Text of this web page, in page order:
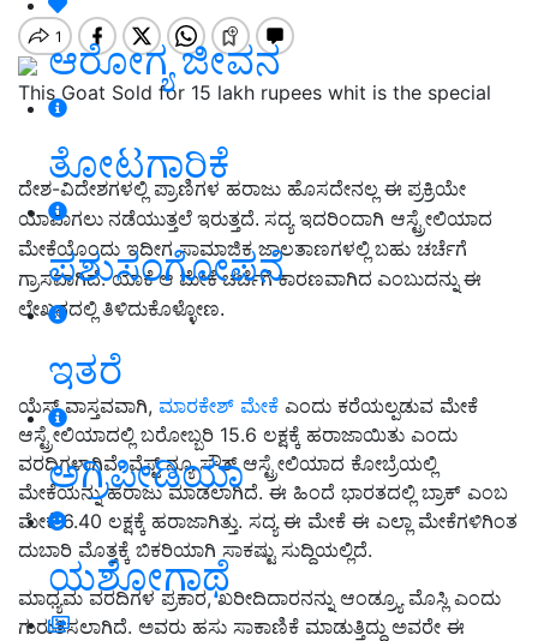
ಆರೋಗ್ಯ ಜೀವನ
ತೋಟಗಾರಿಕೆ
ಪಶುಸಂಗೋಪನೆ
ಇತರೆ
ಅಗ್ರಿಪೀಡಿಯಾ
ಯಶೋಗಾಥೆ
This Goat Sold for 15 lakh rupees whit is the special
ದೇಶ-ವಿದೇಶಗಳಲ್ಲಿ ಪ್ರಾಣಿಗಳ ಹರಾಜು ಹೊಸದೇನಲ್ಲ ಈ ಪ್ರಕ್ರಿಯೇ
ಯಾವಾಗಲು ನಡೆಯುತ್ತಲೆ ಇರುತ್ತದೆ. ಸದ್ಯ ಇದರಿಂದಾಗಿ ಆಸ್ಟ್ರೇಲಿಯಾದ
ಮೇಕೆಯೊಂದು ಇದೀಗ ಸಾಮಾಜಿಕ ಜಾಲತಾಣಗಳಲ್ಲಿ ಬಹು ಚರ್ಚೆಗೆ
ಗ್ರಾಸವಾಗಿದೆ.ಯಾಕೆ ಆ ಮೇಕೆ ಚರ್ಚೆಗೆ ಕಾರಣವಾಗಿದ ಎಂಬುದನ್ನು ಈ
ಲೇಖನದಲ್ಲಿ ತಿಳಿದುಕೊಳ್ಳೋಣ.
ಯೆಸ್‌ ವಾಸ್ತವವಾಗಿ, ಮಾರಕೇಶ್ ಮೇಕೆ ಎಂದು ಕರೆಯಲ್ಪಡುವ ಮೇಕೆ
ಆಸ್ಟ್ರೇಲಿಯಾದಲ್ಲಿ ಬರೋಬ್ಬರಿ 15.6 ಲಕ್ಷಕ್ಕೆ ಹರಾಜಾಯಿತು ಎಂದು
ವರದಿಗಳಾಗಿವೆ. ವೆಸ್ಟ್ ನ್ಯೂ ಸೌತ್ ಆಸ್ಟ್ರೇಲಿಯಾದ ಕೋಬ್ರೆಯಲ್ಲಿ
ಮೇಕೆಯನ್ನು ಹರಾಜು ಮಾಡಲಾಗಿದೆ. ಈ ಹಿಂದೆ ಭಾರತದಲ್ಲಿ ಬ್ರಾಕ್ ಎಂಬ
ಮೇಕೆ 6.40 ಲಕ್ಷಕ್ಕೆ ಹರಾಜಾಗಿತ್ತು. ಸದ್ಯ ಈ ಮೇಕೆ ಈ ಎಲ್ಲಾ ಮೇಕೆಗಳಿಗಿಂತ
ದುಬಾರಿ ಮೊತ್ತಕ್ಕೆ ಬಿಕರಿಯಾಗಿ ಸಾಕಷ್ಟು ಸುದ್ದಿಯಲ್ಲಿದೆ.
ಮಾಧ್ಯಮ ವರದಿಗಳ ಪ್ರಕಾರ, ಖರೀದಿದಾರನನ್ನು ಆಂಡ್ರ್ಯೂ ಮೊಸ್ಲಿ ಎಂದು
ಗುರುತಿಸಲಾಗಿದೆ. ಅವರು ಹಸು ಸಾಕಾಣಿಕೆ ಮಾಡುತ್ತಿದ್ದು ಅವರೇ ಈ